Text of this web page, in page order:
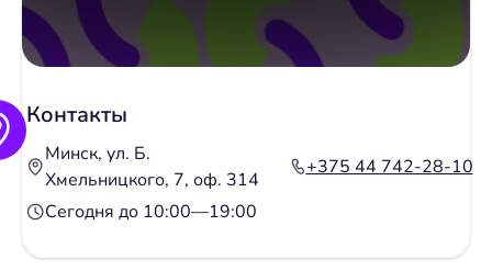
Контакты
Минск, ул. Б.
Хмельницкого, 7, оф. 314
+375 44 742-28-10
Сегодня до 10:00—19:00